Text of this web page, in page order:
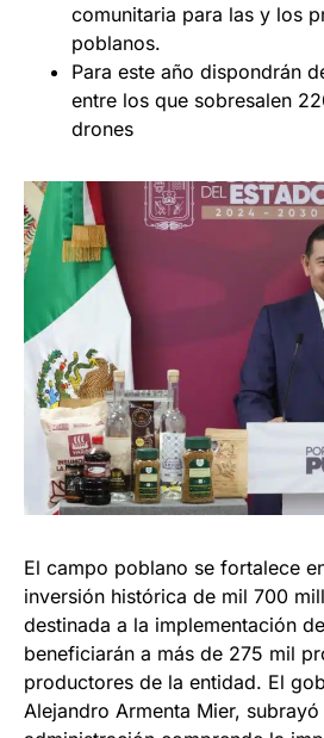
comunitaria para las y los
poblanos.
Para este año dispondrán
entre los que sobresalen
drones
El campo poblano se fortalece
inversión histórica de mil 700
destinada a la implementación
beneficiarán a más de 275 mil
productores de la entidad. El
Alejandro Armenta Mier,